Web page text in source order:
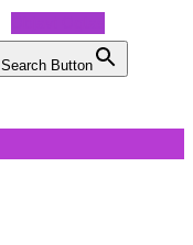
Search Button